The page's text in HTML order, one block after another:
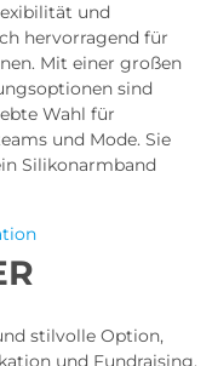
und
hervorragend für
Mit einer großen
sind
Wahl für
und Mode. Sie
Silikonarmband
stilvolle Option,
und Fundraising.